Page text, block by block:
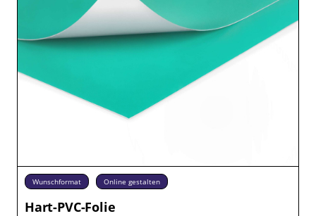
Wunschformat Online gestalten
Hart-PVC-Folie